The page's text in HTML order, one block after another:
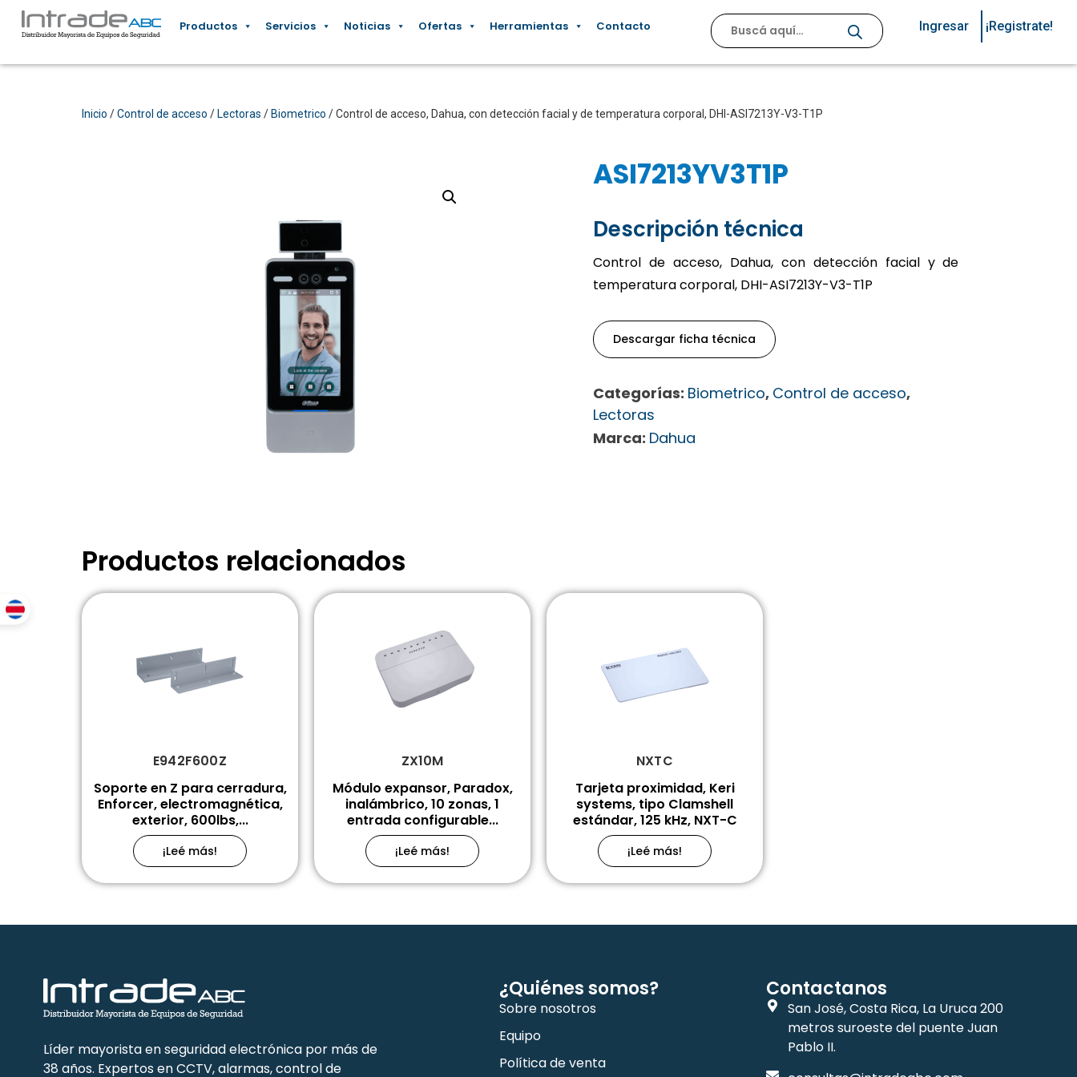
Productos Servicios Noticias Ofertas Herramientas Contacto Ingresar ¡Registrate!
Inicio /Control de acceso / Lectoras / Biometrico / Control de acceso, Dahua, con detección facial y de temperatura corporal, DHI-ASI7213Y-V3-T1P
ASI7213YV3T1P
Descripción técnica
Control de acceso, Dahua, con detección facial y de
temperatura corporal, DHI-ASI7213Y-V3-T1P
Descargar ficha técnica
Categorías: Biometrico, Control de acceso,
Lectoras
Marca: Dahua
Productos relacionados
E942F600Z
Soporte en Z para cerradura,
Enforcer, electromagnética,
exterior, 600lbs,...
¡Leé más!
ZX10M
Módulo expansor, Paradox,
inalámbrico, 10 zonas, 1
entrada configurable...
¡Leé más!
NXTC
Tarjeta proximidad, Keri
systems, tipo Clamshell
estándar, 125 kHz, NXT-C
¡Leé más!
Líder mayorista en seguridad electrónica por más de
38 años. Expertos en CCTV, alarmas, control de
¿Quiénes somos?
Sobre nosotros
Equipo
Política de venta
Contactanos
San José, Costa Rica, La Uruca 200
metros suroeste del puente Juan
Pablo II.